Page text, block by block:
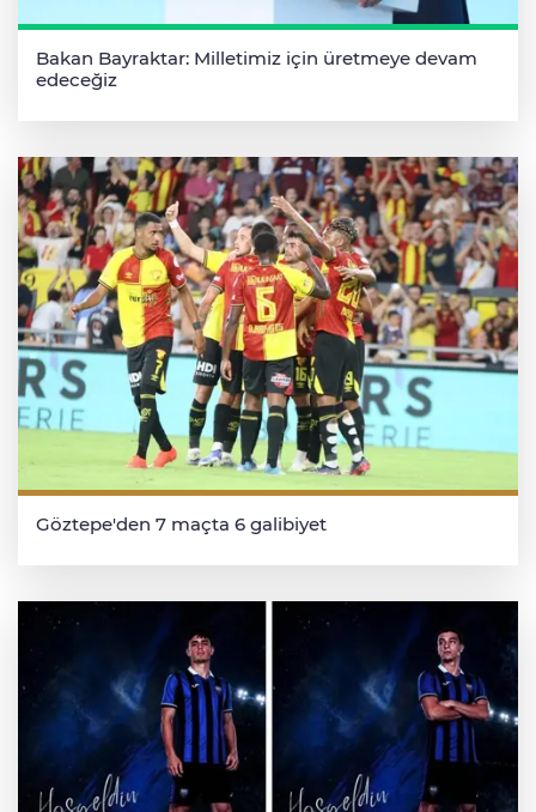
Bakan Bayraktar: Milletimiz için üretmeye devam
edeceğiz
Göztepe'den 7 maçta 6 galibiyet